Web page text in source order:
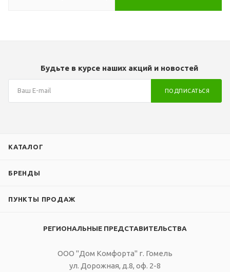
Будьте в курсе наших акций и новостей
ПОДПИСАТЬСЯ
КАТАЛОГ
БРЕНДЫ
ПУНКТЫ ПРОДАЖ
РЕГИОНАЛЬНЫЕ ПРЕДСТАВИТЕЛЬСТВА
ООО "Дом Комфорта" г. Гомель
ул. Дорожная, д.8, оф. 2-8